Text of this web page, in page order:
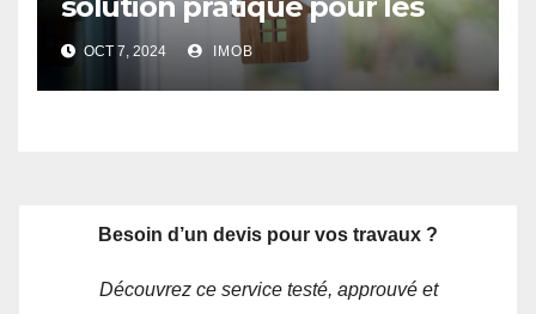
solution pratique pour les
futurs propriétaires
OCT 7, 2024 IMOB
Besoin d’un devis pour vos travaux ?
Découvrez ce service testé, approuvé et